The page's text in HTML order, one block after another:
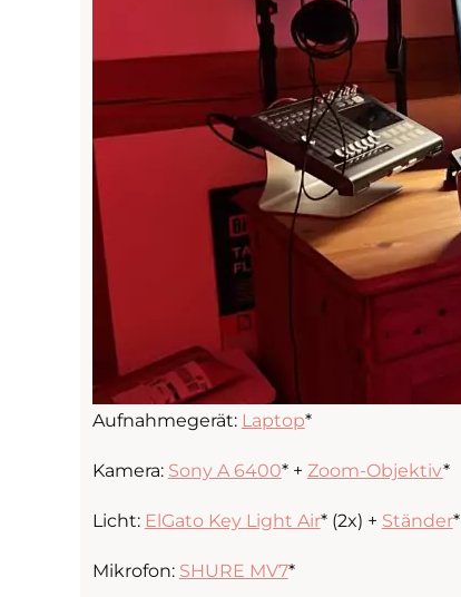
Aufnahmegerät: Laptop*
Kamera: Sony A 6400* + Zoom-Objektiv*
Licht: ElGato Key Light Air* (2x) + Ständer*
Mikrofon: SHURE MV7*